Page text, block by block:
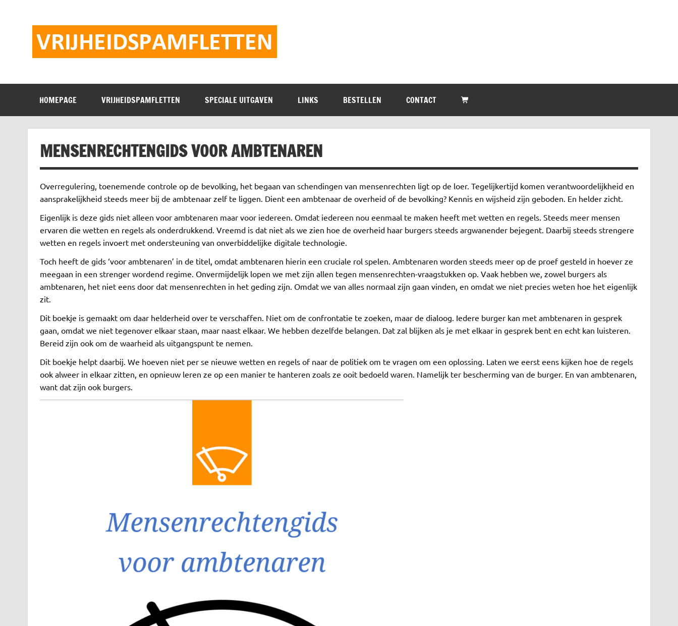
HOMEPAGE VRIJHEIDSPAMFLETTEN SPECIALE UITGAVEN LINKS BESTELLEN CONTACT
MENSENRECHTENGIDS VOOR AMBTENAREN
Overregulering, toenemende controle op de bevolking, het begaan van schendingen van mensenrechten ligt op de loer. Tegelijkertijd komen verantwoordelijkheid en
aansprakelijkheid steeds meer bij de ambtenaar zelf te liggen. Dient een ambtenaar de overheid of de bevolking? Kennis en wijsheid zijn geboden. En helder zicht.
Eigenlijk is deze gids niet alleen voor ambtenaren maar voor iedereen. Omdat iedereen nou eenmaal te maken heeft met wetten en regels. Steeds meer mensen
ervaren die wetten en regels als onderdrukkend. Vreemd is dat niet als we zien hoe de overheid haar burgers steeds argwanender bejegent. Daarbij steeds strengere
wetten en regels invoert met ondersteuning van onverbiddelijke digitale technologie.
Toch heeft de gids ‘voor ambtenaren’ in de titel, omdat ambtenaren hierin een cruciale rol spelen. Ambtenaren worden steeds meer op de proef gesteld in hoever ze
meegaan in een strenger wordend regime. Onvermijdelijk lopen we met zijn allen tegen mensenrechten-vraagstukken op. Vaak hebben we, zowel burgers als
ambtenaren, het niet eens door dat mensenrechten in het geding zijn. Omdat we van alles normaal zijn gaan vinden, en omdat we niet precies weten hoe het eigenlijk
zit.
Dit boekje is gemaakt om daar helderheid over te verschaffen. Niet om de confrontatie te zoeken, maar de dialoog. Iedere burger kan met ambtenaren in gesprek
gaan, omdat we niet tegenover elkaar staan, maar naast elkaar. We hebben dezelfde belangen. Dat zal blijken als je met elkaar in gesprek bent en echt kan luisteren.
Bereid zijn ook om de waarheid als uitgangspunt te nemen.
Dit boekje helpt daarbij. We hoeven niet per se nieuwe wetten en regels of naar de politiek om te vragen om een oplossing. Laten we eerst eens kijken hoe de regels
ook alweer in elkaar zitten, en opnieuw leren ze op een manier te hanteren zoals ze ooit bedoeld waren. Namelijk ter bescherming van de burger. En van ambtenaren,
want dat zijn ook burgers.